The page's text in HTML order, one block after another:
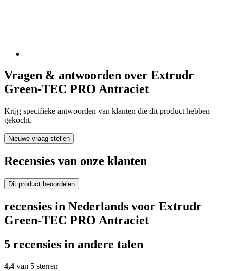
Vragen & antwoorden over Extrudr
Green-TEC PRO Antraciet
Krijg specifieke antwoorden van klanten die dit product hebben
gekocht.
Nieuwe vraag stellen
Recensies van onze klanten
Dit product beoordelen
recensies in Nederlands voor Extrudr
Green-TEC PRO Antraciet
5 recensies in andere talen
4,4 van 5 sterren